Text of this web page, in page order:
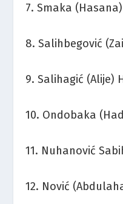
7. Smaka
8. Salihbegović
9. Salihagić (Alije)
10. Ondobaka
11. Nuhanović
12. Nović